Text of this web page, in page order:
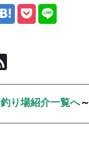
釣り場紹介一覧へ～